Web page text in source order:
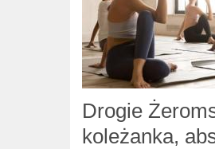
Drogie
koleżanka,